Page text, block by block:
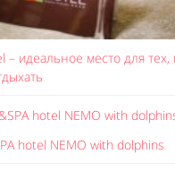
– идеальное место для тех,
hotel NEMO with dolphins